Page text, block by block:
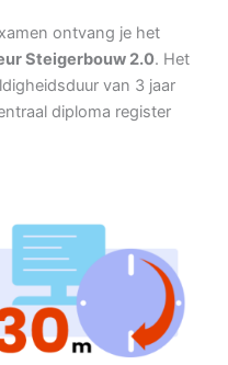
ontvang je het
Steigerbouw 2.0. Het
van 3 jaar
diploma register